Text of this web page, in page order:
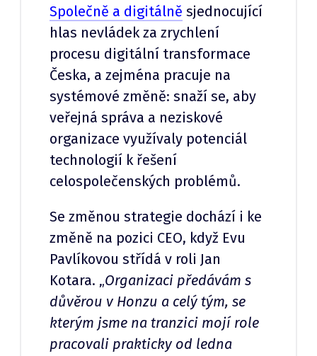
Společně a digitálně sjednocující
hlas nevládek za zrychlení
procesu digitální transformace
Česka, a zejména pracuje na
systémové změně: snaží se, aby
veřejná správa a neziskové
organizace využívaly potenciál
technologií k řešení
celospolečenských problémů.
Se změnou strategie dochází i ke
změně na pozici CEO, když Evu
Pavlíkovou střídá v roli Jan
Kotara. „Organizaci předávám s
důvěrou v Honzu a celý tým, se
kterým jsme na tranzici mojí role
pracovali prakticky od ledna